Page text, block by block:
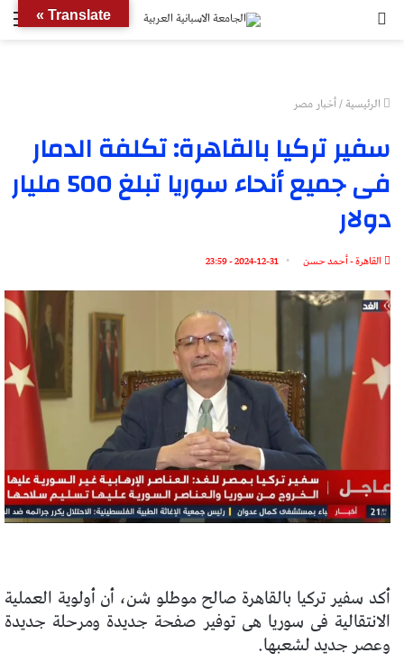
الرئيسية/أخبار مصر
سفير تركيا بالقاهرة: تكلفة الدمار
فى جميع أنحاء سوريا تبلغ 500 مليار
دولار
القاهرة - أحمد حسن 2024-12-31 - 23:59
أكد سفير تركيا بالقاهرة صالح موطلو شن، أن أولوية العملية
الانتقالية فى سوريا هى توفير صفحة جديدة ومرحلة جديدة
وعصر جديد لشعبها.
Translate »